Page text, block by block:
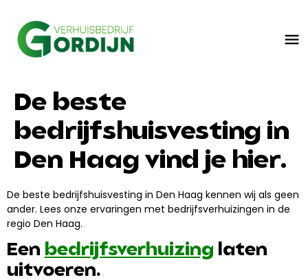
De beste
bedrijfshuisvesting in
Den Haag vind je hier.
De beste bedrijfshuisvesting in Den Haag kennen wij als geen
ander. Lees onze ervaringen met bedrijfsverhuizingen in de
regio Den Haag.
Een bedrijfsverhuizing laten
uitvoeren.